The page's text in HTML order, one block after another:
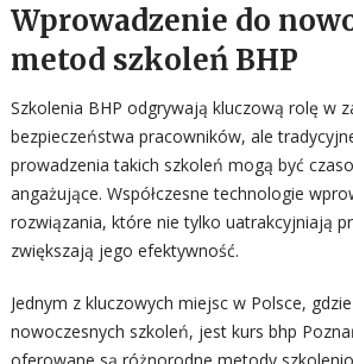
Wprowadzenie do
metod szkoleń BHP
Szkolenia BHP odgrywają kluczową rolę w
bezpieczeństwa pracowników, ale
prowadzenia takich szkoleń mogą być
angażujące. Współczesne technologie
rozwiązania, które nie tylko uatrakcyjniają
zwiększają jego efektywność.
Jednym z kluczowych miejsc w Polsce,
nowoczesnych szkoleń, jest kurs bhp